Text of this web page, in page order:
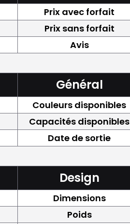
Prix avec forfait
Prix sans forfait
Avis
Général
Couleurs disponibles
Capacités disponibles
Date de sortie
Design
Dimensions
Poids